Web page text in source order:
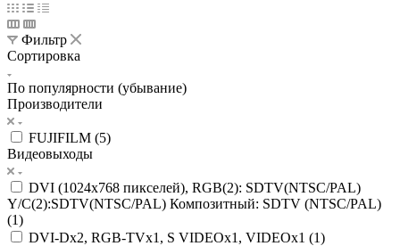
Фильтр
Сортировка
По популярности (убывание)
Производители
FUJIFILM (5)
Видеовыходы
DVI (1024x768 пикселей), RGB(2): SDTV(NTSC/PAL)
Y/C(2):SDTV(NTSC/PAL) Композитный: SDTV (NTSC/PAL)
(1)
DVI-Dx2, RGB-TVx1, S VIDEOx1, VIDEOx1 (1)